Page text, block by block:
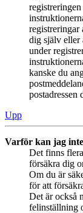
registreringar
dig själv eller
under
kanske du
postadressen
Upp
Varför kan jag
Det finns
försäkra dig
Om du är
för att
Det är också
felinställning